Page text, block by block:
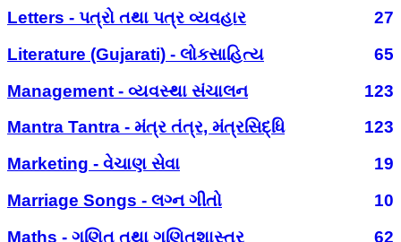
Letters - પત્રો તથા પત્ર વ્યવહાર
27
Literature (Gujarati) - લોકસાહિત્ય
65
Management - વ્યવસ્થા સંચાલન
123
Mantra Tantra - મંત્ર તંત્ર, મંત્રસિદ્ધિ
123
Marketing - વેચાણ સેવા
19
Marriage Songs - લગ્ન ગીતો
10
Maths - ગણિત તથા ગણિતશાસ્ત્ર
62